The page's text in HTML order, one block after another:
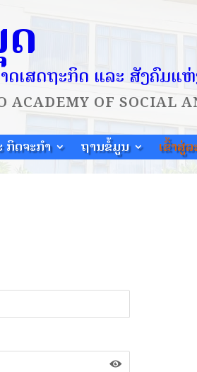
ດເສດຖະກິດ ແລະ ສັງຄົມແ
ACADEMY OF SOCIAL
ກິດຈະກຳ ຖານຂໍ້ມູນ ເຂົ້າສູ່